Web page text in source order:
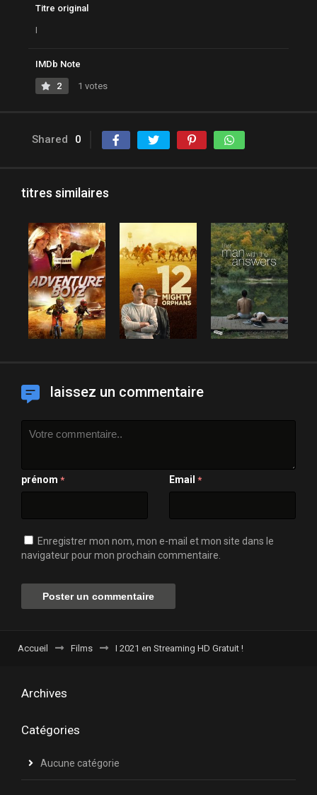
Titre original
I
IMDb Note
2 1 votes
Shared 0
titres similaires
laissez un commentaire
prénom * Email *
Enregistrer mon nom, mon e-mail et mon site dans le
navigateur pour mon prochain commentaire.
Accueil Films I 2021 en Streaming HD Gratuit !
Archives
Catégories
Aucune catégorie